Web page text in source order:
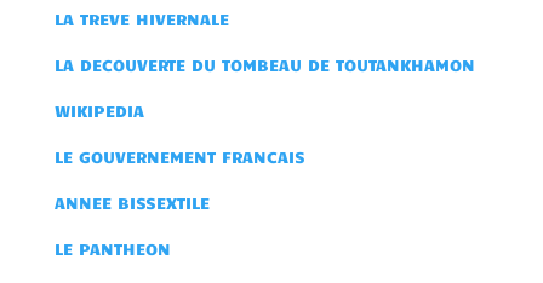
LA TREVE HIVERNALE
LA DECOUVERTE DU TOMBEAU DE TOUTANKHAMON
WIKIPEDIA
LE GOUVERNEMENT FRANCAIS
ANNEE BISSEXTILE
LE PANTHEON